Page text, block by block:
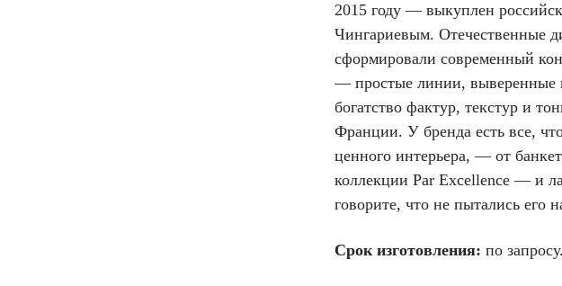
2015 году — выкуплен
Чингариевым. Отечественные
сформировали современный
— простые линии, выверенные
богатство фактур, текстур и
Франции. У бренда есть все,
ценного интерьера, — от
коллекции Par Excellence — и
говорите, что не пытались его
Срок изготовления: по запросу.